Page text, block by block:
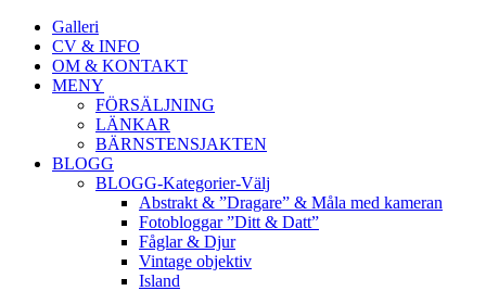
Galleri
CV & INFO
OM & KONTAKT
MENY
FÖRSÄLJNING
LÄNKAR
BÄRNSTENSJAKTEN
BLOGG
BLOGG-Kategorier-Välj
Abstrakt & ”Dragare” & Måla med kameran
Fotobloggar ”Ditt & Datt”
Fåglar & Djur
Vintage objektiv
Island